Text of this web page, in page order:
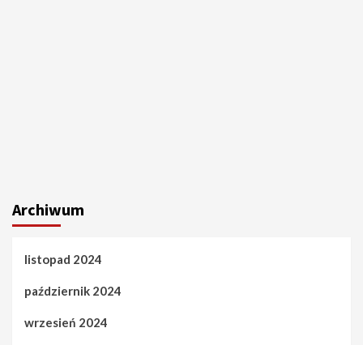
Archiwum
listopad 2024
październik 2024
wrzesień 2024